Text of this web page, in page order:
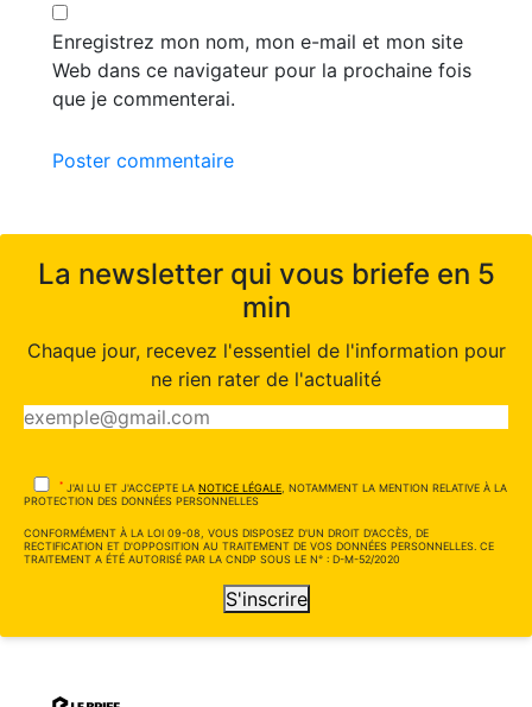
Enregistrez mon nom, mon e-mail et mon site
Web dans ce navigateur pour la prochaine fois
que je commenterai.
Poster commentaire
La newsletter qui vous briefe en 5
min
Chaque jour, recevez l'essentiel de l'information pour
ne rien rater de l'actualité
* J'AI LU ET J'ACCEPTE LA NOTICE LÉGALE , NOTAMMENT LA MENTION RELATIVE À LA
PROTECTION DES DONNÉES PERSONNELLES
CONFORMÉMENT À LA LOI 09-08, VOUS DISPOSEZ D'UN DROIT D'ACCÈS, DE
RECTIFICATION ET D'OPPOSITION AU TRAITEMENT DE VOS DONNÉES PERSONNELLES. CE
TRAITEMENT A ÉTÉ AUTORISÉ PAR LA CNDP SOUS LE N° : D-M-52/2020
S'inscrire